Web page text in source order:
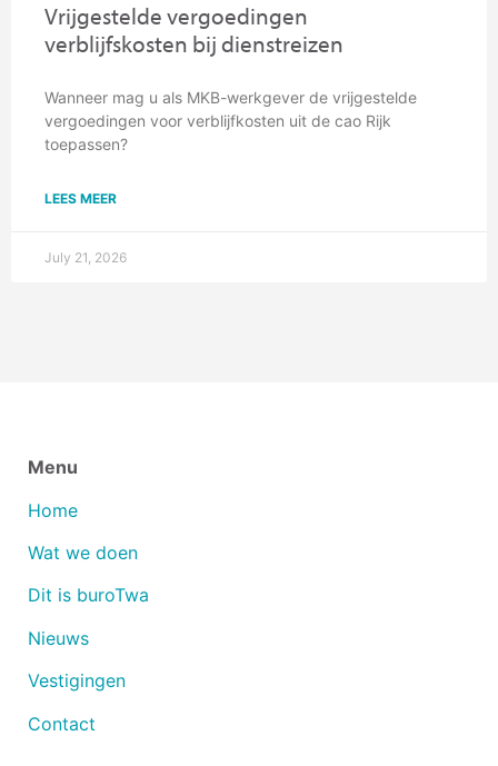
Vrijgestelde vergoedingen
verblijfskosten bij dienstreizen
Wanneer mag u als MKB-werkgever de vrijgestelde
vergoedingen voor verblijfkosten uit de cao Rijk
toepassen?
LEES MEER
July 21, 2026
Menu
Home
Wat we doen
Dit is buroTwa
Nieuws
Vestigingen
Contact